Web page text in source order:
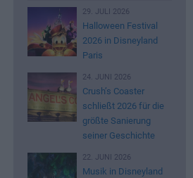
29. JULI 2026
Halloween Festival
2026 in Disneyland
Paris
24. JUNI 2026
Crush’s Coaster
schließt 2026 für die
größte Sanierung
seiner Geschichte
22. JUNI 2026
Musik in Disneyland